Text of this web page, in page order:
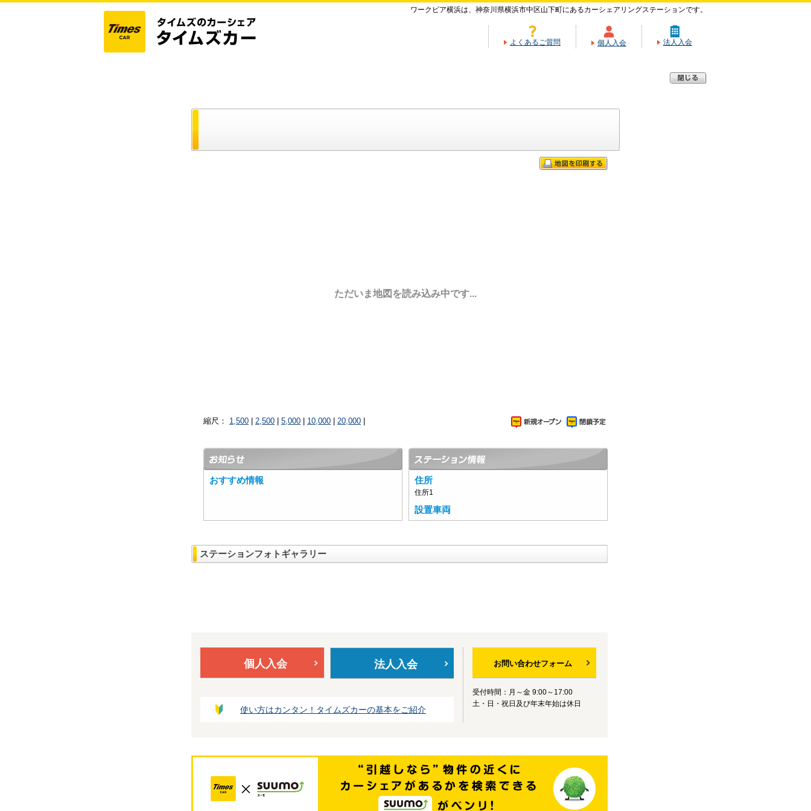
ワークピア横浜は、神奈川県横浜市中区山下町にあるカーシェアリングステーションです。
よくあるご質問 個人入会 法人入会
ただいま地図を読み込み中です...
縮尺： 1,500 2,500 5,000 10,000 20,000
おすすめ情報 住所
住所1
設置車両
ステーションフォトギャラリー
個人入会 法人入会
使い方はカンタン！タイムズカーの基本をご紹介
お問い合わせフォーム
受付時間：月～金 9:00～17:00
土・日・祝日及び年末年始は休日